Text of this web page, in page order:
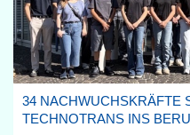
34 NACHWUCHSKRÄFTE
TECHNOTRANS INS